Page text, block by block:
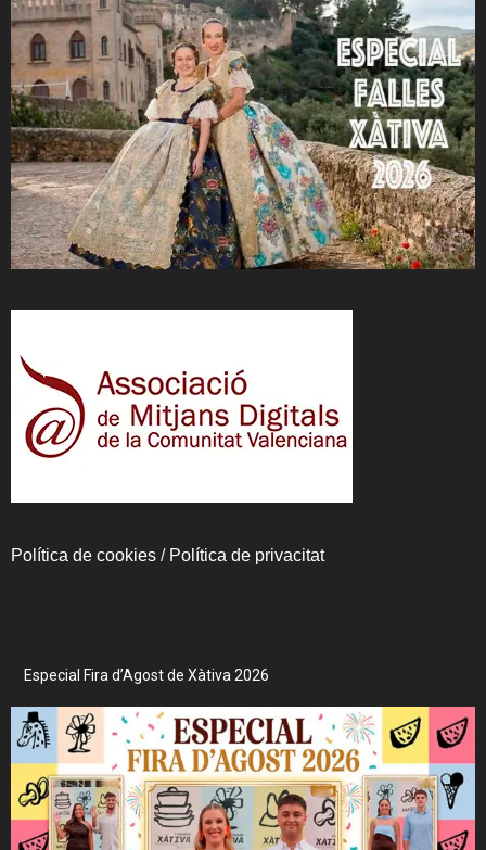
Política de cookies / Política de privacitat
Especial Fira d’Agost de Xàtiva 2026